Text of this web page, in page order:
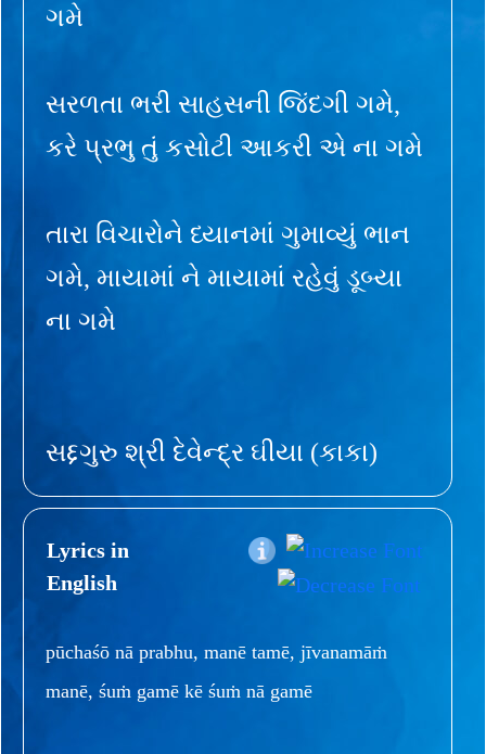
ગમે
સરળતા ભરી સાહસની જિંદગી ગમે,
કરે પ્રભુ તું કસોટી આકરી એ ના ગમે
તારા વિચારોને ધ્યાનમાં ગુમાવ્યું ભાન
ગમે, માયામાં ને માયામાં રહેવું ડૂબ્યા
ના ગમે
સદ્દગુરુ શ્રી દેવેન્દ્ર ઘીયા (કાકા)
Lyrics in
English
pūchaśō nā prabhu, manē tamē, jīvanamāṁ
manē, śuṁ gamē kē śuṁ nā gamē